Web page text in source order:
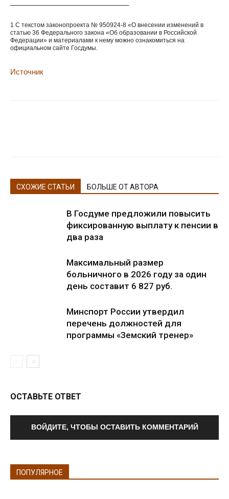
1 С текстом законопроекта № 950924-8 «О внесении изменений в
статью 36 Федерального закона «Об образовании в Российской
Федерации» и материалами к нему можно ознакомиться на
официальном сайте Госдумы.
Источник
СХОЖИЕ СТАТЬИ БОЛЬШЕ ОТ АВТОРА
В Госдуме предложили повысить
фиксированную выплату к пенсии в
два раза
Максимальный размер
больничного в 2026 году за один
день составит 6 827 руб.
Минспорт России утвердил
перечень должностей для
программы «Земский тренер»
ОСТАВЬТЕ ОТВЕТ
ВОЙДИТЕ, ЧТОБЫ ОСТАВИТЬ КОММЕНТАРИЙ
ПОПУЛЯРНОЕ